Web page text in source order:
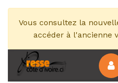
Vous consultez la
accéder à l'ancienne